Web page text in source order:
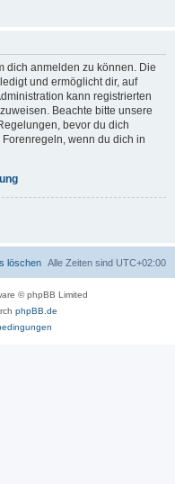
dich anmelden zu können. Die
und ermöglicht dir, auf
kann registrierten
Beachte bitte unsere
bevor du dich
wenn du dich in
Alle Zeiten sind UTC+02:00
löschen
© phpBB Limited
phpBB.de